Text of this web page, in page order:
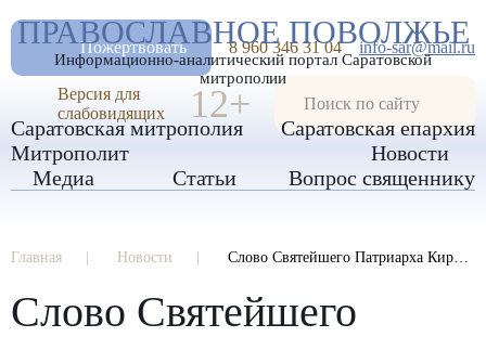
РАЗМЕР ШРИФТА А А А
ИЗОБРАЖЕНИЯ
ПРАВОСЛАВНОЕ ПОВОЛЖЬЕ
Информационно-аналитический портал Саратовской
митрополии
Пожертвовать 8 960 346 31 04 info-sar@mail.ru
Версия для
слабовидящих
12+
Саратовская митрополия
Саратовская епархия
Митрополит
Новости
Медиа
Статьи Вопрос священнику
Главная Новости Слово Святейшего Патриарха Кирилла перед новогодним молебном в Храме Христа Спасителя
Слово Святейшего